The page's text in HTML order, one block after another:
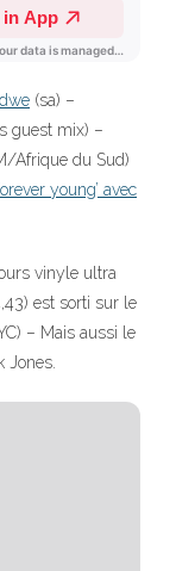
(sa) –
guest mix) –
Afrique du Sud)
young’ avec
vinyle ultra
est sorti sur le
– Mais aussi le
Jones.